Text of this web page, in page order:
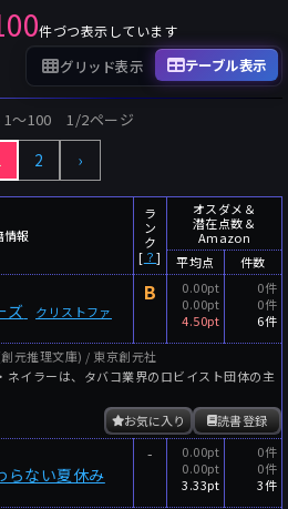
行本
～
Pt
～
Pt
～
～
人
以降 今月以降
年
月
年
絞り込みリセット
件づつ表示しています
グリッド表示 テーブル表示
1〜100 1/2ページ
2 ›
情報
ラ
ン
ク
[ ？]
オスダメ＆
潜在点数＆
Amazon
平均点
件数
ズ
クリストファ
B
0.00pt
0.00pt
4.50pt
0件
0件
6件
元推理文庫) / 東京創元社
ネイラーは、タバコ業界のロビイスト団体の主
読書登録
お気に入り
らない夏休み
-
0.00pt
0.00pt
3.33pt
0件
0件
3件